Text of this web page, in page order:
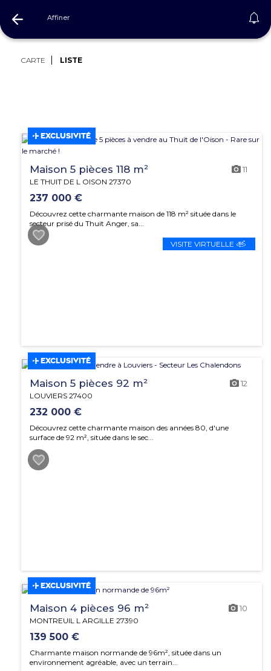
Immobilier Eure
Affiner
CARTE LISTE
EXCLUSIVITÉ
VISITE VIRTUELLE
Maison 5 pièces 118 m² 11
LE THUIT DE L OISON 27370
237 000 €
Découvrez cette charmante maison de 118 m² située dans le
secteur prisé du Thuit Anger, sa...
EXCLUSIVITÉ
Maison 5 pièces 92 m² 12
LOUVIERS 27400
232 000 €
Découvrez cette charmante maison des années 80, d'une
surface de 92 m², située dans le sec...
EXCLUSIVITÉ
Maison 4 pièces 96 m² 10
MONTREUIL L ARGILLE 27390
139 500 €
Charmante maison normande de 96m², située dans un
environnement agréable, avec un terrain...